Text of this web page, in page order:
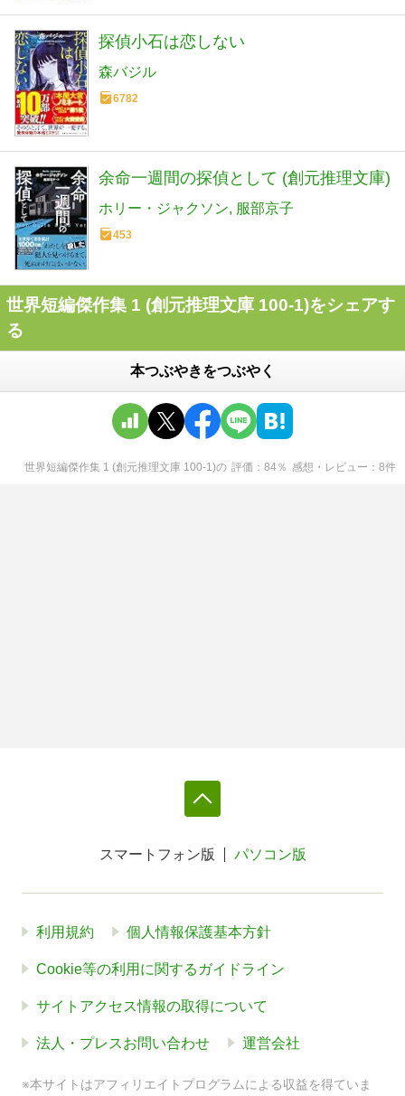
探偵小石は恋しない
森バジル
6782
余命一週間の探偵として (創元推理文庫)
ホリー・ジャクソン 服部京子
453
世界短編傑作集 1 (創元推理文庫 100-1)をシェアす
る
本つぶやきをつぶやく
世界短編傑作集 1 (創元推理文庫 100-1)の 評価 84％ 感想・レビュー 8件
スマートフォン版 パソコン版
利用規約 個人情報保護基本方針
Cookie等の利用に関するガイドライン
サイトアクセス情報の取得について
法人・プレスお問い合わせ 運営会社
※本サイトはアフィリエイトプログラムによる収益を得ていま